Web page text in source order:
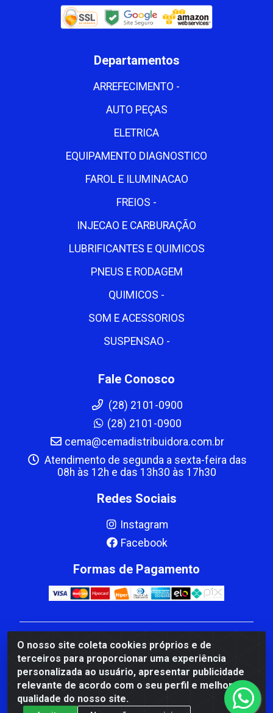
O nosso site coleta cookies próprios e de
terceiros para proporcionar uma experiência
personalizada ao usuário, apresentar publicidade
relevante de acordo com o seu perfil e melhorar a
qualidade do nosso site.
Departamentos
ARREFECIMENTO -
AUTO PEÇAS
ELETRICA
EQUIPAMENTO DIAGNOSTICO
FAROL E ILUMINACAO
FREIOS -
INJECAO E CARBURAÇÃO
LUBRIFICANTES E QUIMICOS
PNEUS E RODAGEM
QUIMICOS -
SOM E ACESSORIOS
SUSPENSAO -
Fale Conosco
(28) 2101-0900
(28) 2101-0900
cema@cemadistribuidora.com.br
Atendimento de segunda a sexta-feira das
08h às 12h e das 13h30 às 17h30
Redes Sociais
Instagram
Facebook
Formas de Pagamento
CBP MACEDO COMERCIO PEÇAS LTDA Matriz - av
Mauro Miranda Madureira, 1249 - Coramara , Cachoeiro
de Itapemirim/ES - CEP 29.311-310 - CNPJ
00.502.680/0001-41